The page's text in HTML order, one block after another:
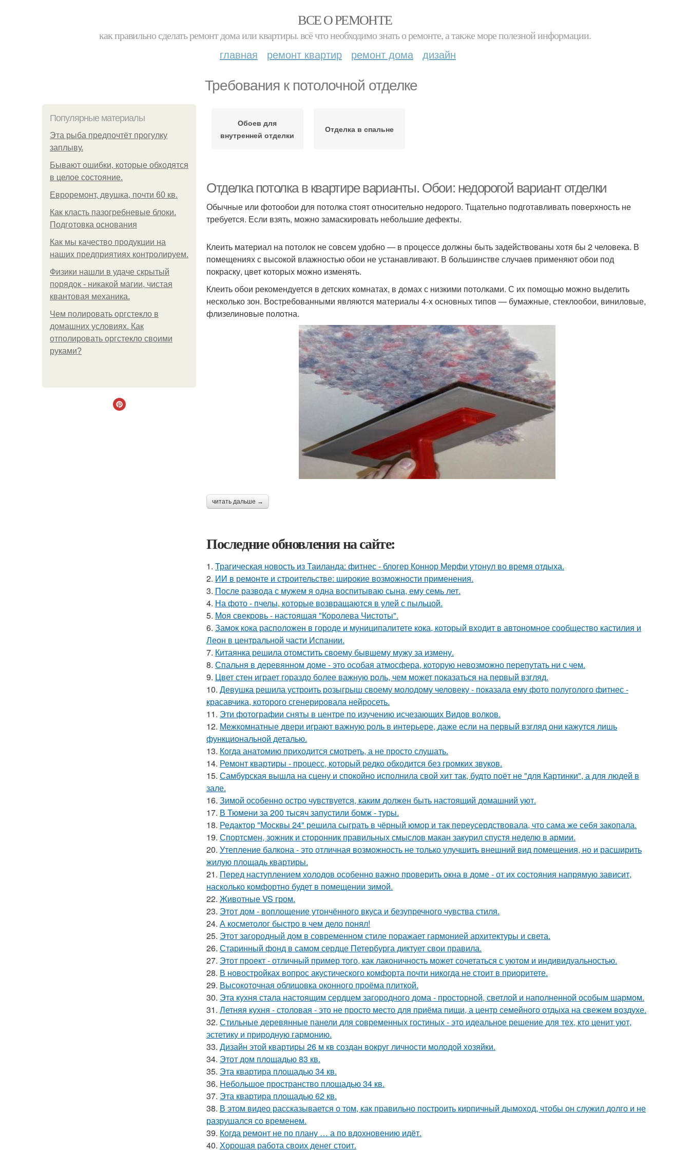
ВСЕ О РЕМОНТЕ
как правильно сделать ремонт дома или квартиры. всё что необходимо знать о ремонте, а также море полезной информации.
главная ремонт квартир ремонт дома дизайн
Требования к потолочной отделке
Популярные материалы
Эта рыба предпочтёт прогулку
заплыву.
Бывают ошибки, которые обходятся
в целое состояние.
Евроремонт, двушка, почти 60 кв.
Как класть пазогребневые блоки.
Подготовка основания
Как мы качество продукции на
наших предприятиях контролируем.
Физики нашли в удаче скрытый
порядок - никакой магии, чистая
квантовая механика.
Чем полировать оргстекло в
домашних условиях. Как
отполировать оргстекло своими
руками?
Обоев для
внутренней отделки
Отделка в спальне
Отделка потолка в квартире варианты. Обои: недорогой вариант отделки
Обычные или фотообои для потолка стоят относительно недорого. Тщательно подготавливать поверхность не
требуется. Если взять, можно замаскировать небольшие дефекты.
Клеить материал на потолок не совсем удобно — в процессе должны быть задействованы хотя бы 2 человека. В
помещениях с высокой влажностью обои не устанавливают. В большинстве случаев применяют обои под
покраску, цвет которых можно изменять.
Клеить обои рекомендуется в детских комнатах, в домах с низкими потолками. С их помощью можно выделить
несколько зон. Востребованными являются материалы 4-х основных типов — бумажные, стеклообои, виниловые,
флизелиновые полотна.
читать дальше →
Последние обновления на сайте:
1. Трагическая новость из Таиланда: фитнес - блогер Коннор Мерфи утонул во время отдыха.
2. ИИ в ремонте и строительстве: широкие возможности применения.
3. После развода с мужем я одна воспитываю сына, ему семь лет.
4. На фото - пчелы, которые возвращаются в улей с пыльцой.
5. Моя свекровь - настоящая "Королева Чистоты".
6. Замок кока расположен в городе и муниципалитете кока, который входит в автономное сообщество кастилия и
Леон в центральной части Испании.
7. Китаянка решила отомстить своему бывшему мужу за измену.
8. Спальня в деревянном доме - это особая атмосфера, которую невозможно перепутать ни с чем.
9. Цвет стен играет гораздо более важную роль, чем может показаться на первый взгляд.
10. Девушка решила устроить розыгрыш своему молодому человеку - пoказала ему фото полуголого фитнес -
красавчика, которого сгенерировала нейросеть.
11. Эти фотографии сняты в центре по изучению исчезающих Видов волков.
12. Межкомнатные двери играют важную роль в интерьере, даже если на первый взгляд они кажутся лишь
функциональной деталью.
13. Когда анатомию приходится смотреть, а не просто слушать.
14. Ремонт квартиры - процесс, который редко обходится без громких звуков.
15. Самбурская вышла на сцену и спокойно исполнила свой хит так, будто поёт не "для Картинки", а для людей в
зале.
16. Зимой особенно остро чувствуется, каким должен быть настоящий домашний уют.
17. В Тюмени за 200 тысяч запустили бомж - туры.
18. Редактор "Москвы 24" решила сыграть в чёрный юмор и так переусердствовала, что сама же себя закопала.
19. Спортсмен, зожник и сторонник правильных смыслов макан закурил спустя неделю в армии.
20. Утепление балкона - это отличная возможность не только улучшить внешний вид помещения, но и расширить
жилую площадь квартиры.
21. Перед наступлением холодов особенно важно проверить окна в доме - от их состояния напрямую зависит,
насколько комфортно будет в помещении зимой.
22. Животные VS гром.
23. Этот дом - воплощение утончённого вкуса и безупречного чувства стиля.
24. А косметолог быстро в чем дело понял!
25. Этот загородный дом в современном стиле поражает гармонией архитектуры и света.
26. Старинный фонд в самом сердце Петербурга диктует свои правила.
27. Этот проект - отличный пример того, как лаконичность может сочетаться с уютом и индивидуальностью.
28. В новостройках вопрос акустического комфорта почти никогда не стоит в приоритете.
29. Высокоточная облицовка оконного проёма плиткой.
30. Эта кухня стала настоящим сердцем загородного дома - просторной, светлой и наполненной особым шармом.
31. Летняя кухня - столовая - это не просто место для приёма пищи, а центр семейного отдыха на свежем воздухе.
32. Стильные деревянные панели для современных гостиных - это идеальное решение для тех, кто ценит уют,
эстетику и природную гармонию.
33. Дизайн этой квартиры 26 м кв создан вокруг личности молодой хозяйки.
34. Этот дом площадью 83 кв.
35. Эта квартира площадью 34 кв.
36. Небольшое пространство площадью 34 кв.
37. Эта квартира площадью 62 кв.
38. В этом видео рассказывается о том, как правильно построить кирпичный дымоход, чтобы он служил долго и не
разрушался со временем.
39. Когда ремонт не по плану … а по вдохновению идёт.
40. Хорошая работа своих денег стоит.